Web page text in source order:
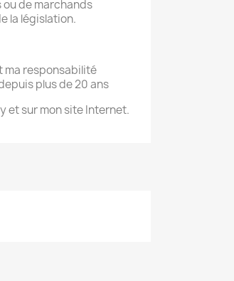
de marchands
la législation.
ma responsabilité
plus de 20 ans
et sur mon site Internet.